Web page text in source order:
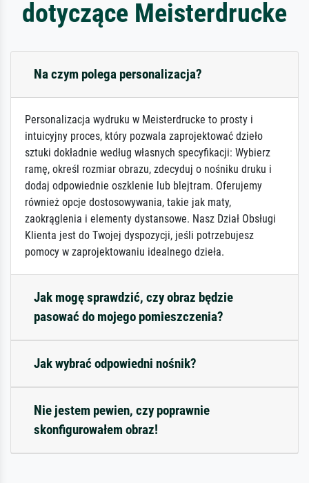
dotyczące Meisterdrucke
Na czym polega personalizacja?
Personalizacja wydruku w Meisterdrucke to prosty i
intuicyjny proces, który pozwala zaprojektować dzieło
sztuki dokładnie według własnych specyfikacji: Wybierz
ramę, określ rozmiar obrazu, zdecyduj o nośniku druku i
dodaj odpowiednie oszklenie lub blejtram. Oferujemy
również opcje dostosowywania, takie jak maty,
zaokrąglenia i elementy dystansowe. Nasz Dział Obsługi
Klienta jest do Twojej dyspozycji, jeśli potrzebujesz
pomocy w zaprojektowaniu idealnego dzieła.
Jak mogę sprawdzić, czy obraz będzie
pasować do mojego pomieszczenia?
Jak wybrać odpowiedni nośnik?
Nie jestem pewien, czy poprawnie
skonfigurowałem obraz!